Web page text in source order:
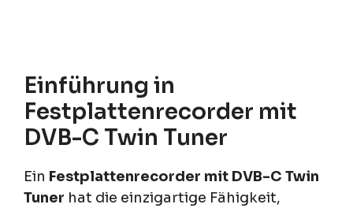
Einführung in
Festplattenrecorder mit
DVB-C Twin Tuner
Ein Festplattenrecorder mit DVB-C Twin
Tuner hat die einzigartige Fähigkeit,